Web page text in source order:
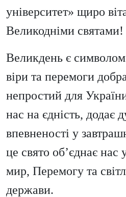
університет» щиро
Великодніми святами!
Великдень є
віри та перемоги
непростий для
нас на єдність, додає
впевненості у
це свято об’єднає нас
мир, Перемогу та
держави.